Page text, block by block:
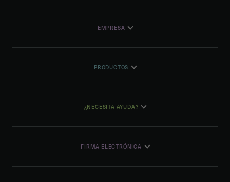
EMPRESA
PRODUCTOS
¿NECESITA AYUDA?
FIRMA ELECTRÓNICA